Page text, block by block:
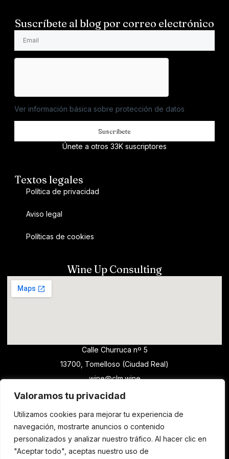
Valoramos tu privacidad
Utilizamos cookies para mejorar tu experiencia de
navegación, mostrarte anuncios o contenido
personalizados y analizar nuestro tráfico. Al hacer clic en
"Aceptar todo", aceptas nuestro uso de
Suscríbete al blog por correo electrónico
Ver información básica sobre protección de datos
Suscríbete
Únete a otros 33K suscriptores
Textos legales
Política de privacidad
Aviso legal
Políticas de cookies
Wine Up Consulting
Calle Churruca nº 5
13700, Tomelloso (Ciudad Real)
wine@clm.wine
horario comercial - Para solicitar catas de